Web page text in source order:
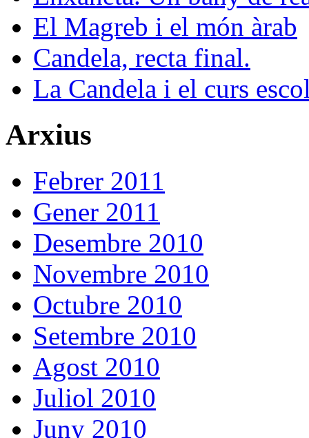
El Magreb i el món àrab
Candela, recta final.
La Candela i el curs
Arxius
Febrer 2011
Gener 2011
Desembre 2010
Novembre 2010
Octubre 2010
Setembre 2010
Agost 2010
Juliol 2010
Juny 2010